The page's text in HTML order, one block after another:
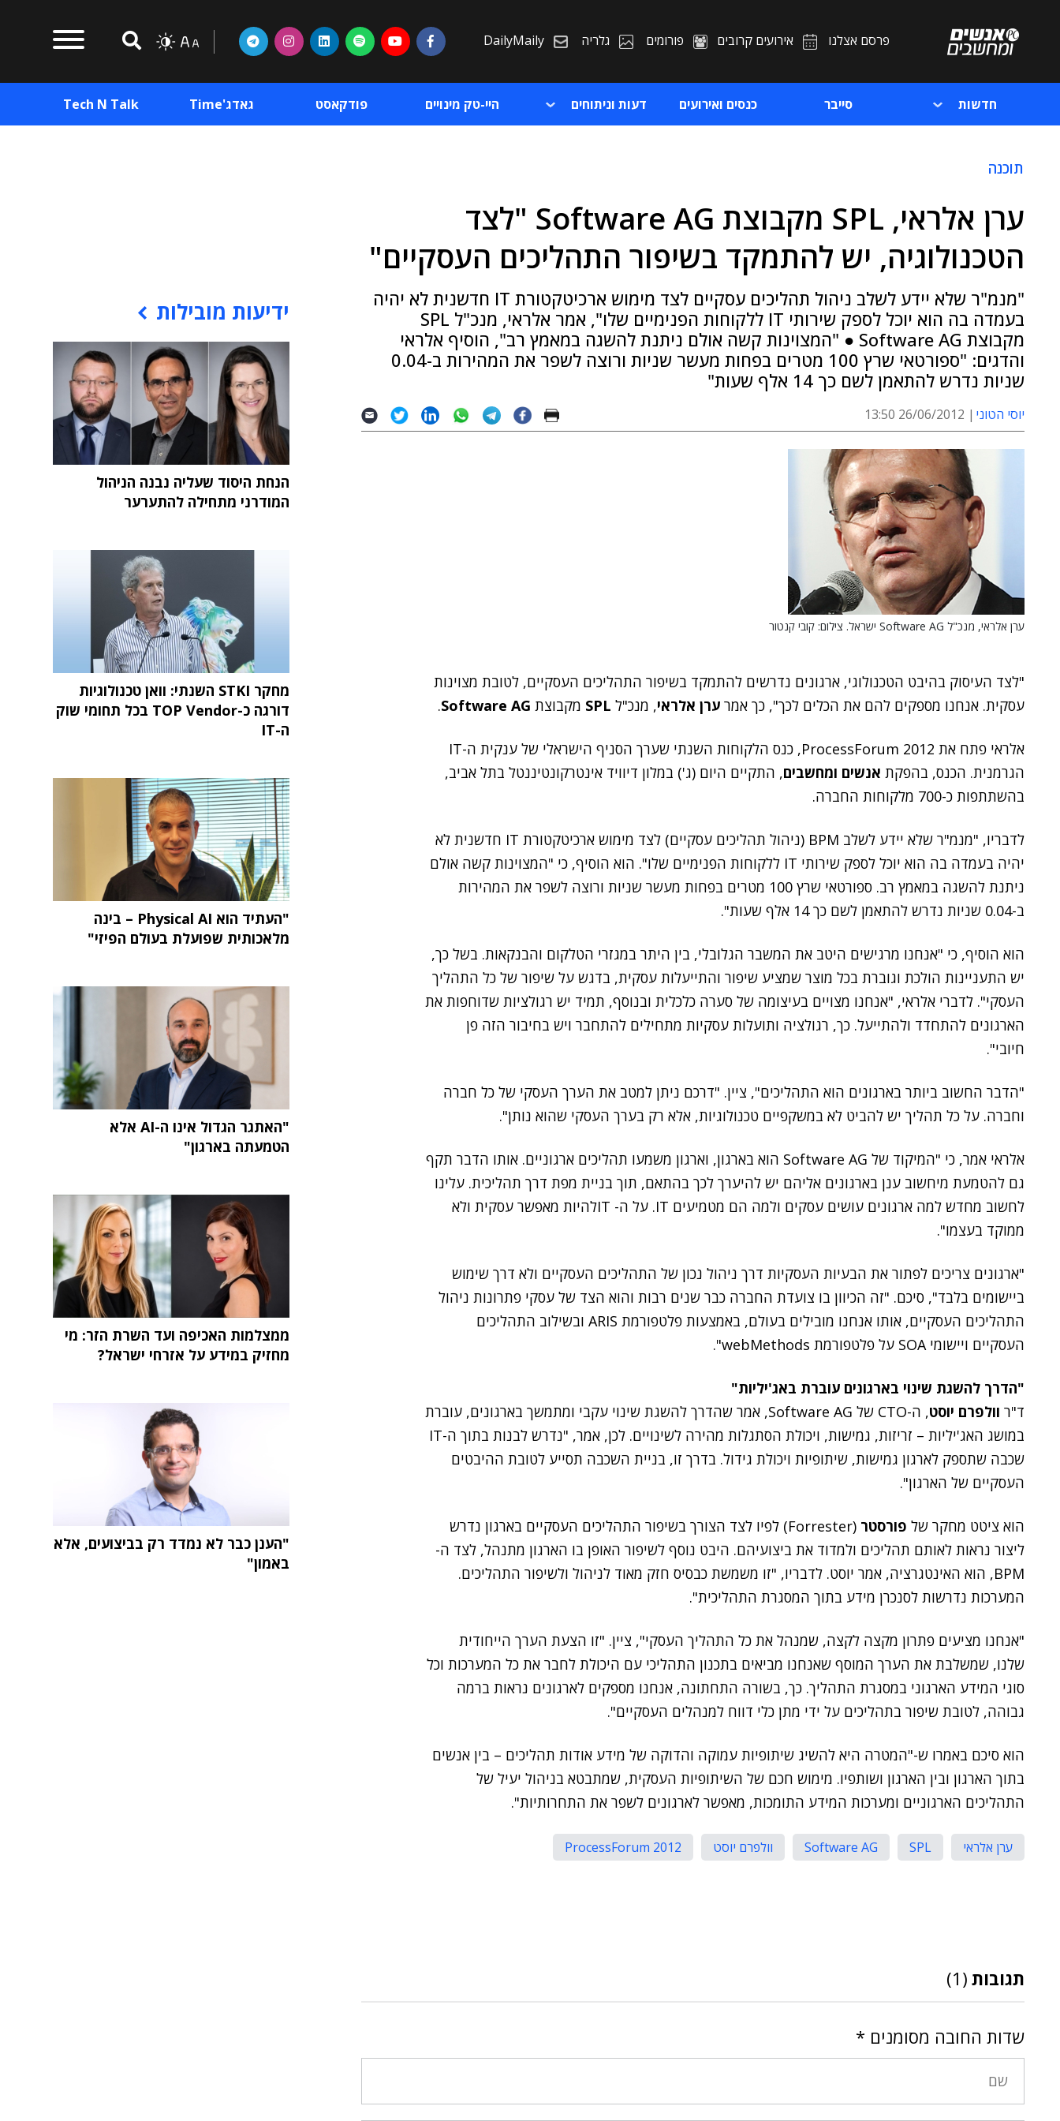
פרסם אצלנו אירועים קרובים פורומים גלריה DailyMaily
חדשות סייבר כנסים ואירועים דעות וניתוחים היי-טק מינויים פודקאסט גאדג'Time Tech N Talk
תוכנה
ערן אלראי, SPL מקבוצת Software AG "לצד
הטכנולוגיה, יש להתמקד בשיפור התהליכים העסקיים"
"מנמ"ר שלא יידע לשלב ניהול תהליכים עסקיים לצד מימוש ארכיטקטורת IT חדשנית לא יהיה
בעמדה בה הוא יוכל לספק שירותי IT ללקוחות הפנימיים שלו", אמר אלראי, מנכ"ל SPL
מקבוצת Software AG ● "המצוינות קשה אולם ניתנת להשגה במאמץ רב", הוסיף אלראי
והדגים: "ספורטאי שרץ 100 מטרים בפחות מעשר שניות ורוצה לשפר את המהירות ב-0.04
שניות נדרש להתאמן לשם כך 14 אלף שעות"
יוסי הטוני 26/06/2012 13:50
ערן אלראי, מנכ"ל Software AG ישראל. צילום: קובי קנטור
"לצד העיסוק בהיבט הטכנולוגי, ארגונים נדרשים להתמקד בשיפור התהליכים העסקיים, לטובת מצוינות
עסקית. אנחנו מספקים להם את הכלים לכך", כך אמר ערן אלראי, מנכ"ל SPL מקבוצת Software AG
.
אלראי פתח את ProcessForum 2012, כנס הלקוחות השנתי שערך הסניף הישראלי של ענקית ה-IT
הגרמנית. הכנס, בהפקת אנשים ומחשבים, התקיים היום (ג') במלון דיוויד אינטרקונטיננטל בתל אביב,
בהשתתפות כ-700 מלקוחות החברה.
לדבריו, "מנמ"ר שלא יידע לשלב BPM (ניהול תהליכים עסקיים) לצד מימוש ארכיטקטורת IT חדשנית לא
יהיה בעמדה בה הוא יוכל לספק שירותי IT ללקוחות הפנימיים שלו". הוא הוסיף, כי "המצוינות קשה אולם
ניתנת להשגה במאמץ רב. ספורטאי שרץ 100 מטרים בפחות מעשר שניות ורוצה לשפר את המהירות
ב-0.04 שניות נדרש להתאמן לשם כך 14 אלף שעות".
הוא הוסיף, כי "אנחנו מרגישים היטב את המשבר הגלובלי, בין היתר במגזרי הטלקום והבנקאות. בשל כך,
יש התעניינות הולכת וגוברת בכל מוצר שמציע שיפור והתייעלות עסקית, בדגש על שיפור של כל התהליך
העסקי". לדברי אלראי, "אנחנו מצויים בעיצומה של סערה כלכלית ובנוסף, תמיד יש רגולציות שדוחפות את
הארגונים להתחדד ולהתייעל. כך, רגולציה ותועלות עסקיות מתחילים להתחבר ויש בחיבור הזה פן
חיובי".
"הדבר החשוב ביותר בארגונים הוא התהליכים", ציין. "דרכם ניתן למטב את הערך העסקי של כל חברה
וחברה. על כל תהליך יש להביט לא במשקפיים טכנולוגיות, אלא רק בערך העסקי שהוא נותן".
אלראי אמר, כי "המיקוד של Software AG הוא בארגון, וארגון משמעו תהליכים ארגוניים. אותו הדבר תקף
גם להטמעת מיחשוב ענן בארגונים אליהם יש להיערך לכך בהתאם, תוך בניית מפת דרך תהליכית. עלינו
לחשוב מחדש למה ארגונים עושים עסקים ולמה הם מטמיעים IT. על ה- ITלהיות מאפשר עסקית ולא
ממוקד בעצמו".
"ארגונים צריכים לפתור את הבעיות העסקיות דרך ניהול נכון של התהליכים העסקיים ולא דרך שימוש
ביישומים בלבד", סיכם. "זה הכיוון בו צועדת החברה כבר שנים רבות והוא הצד של עסקי פתרונות ניהול
התהליכים העסקיים, אותו אנחנו מובילים בעולם, באמצעות פלטפורמת ARIS ובשילוב התהליכים
העסקיים ויישומי SOA על פלטפורמת webMethods".
"הדרך להשגת שינוי בארגונים עוברת באג'יליות"
ד"ר וולפרם יוסט
, ה-CTO של Software AG, אמר שהדרך להשגת שינוי עקבי ומתמשך בארגונים, עוברת
במושג האג'יליות – זריזות, גמישות, ויכולת הסתגלות מהירה לשינויים. לכן, אמר, "נדרש לבנות בתוך ה-IT
שכבה שתספק לארגון גמישות, שיתופיות ויכולת גידול. בדרך זו, בניית השכבה תסייע לטובת ההיבטים
העסקיים של הארגון".
הוא ציטט מחקר של פורסטר
(Forrester) לפיו לצד הצורך בשיפור התהליכים העסקיים בארגון נדרש
ליצור נראות לאותם תהליכים ולמדוד את ביצועיהם. היבט נוסף לשיפור האופן בו הארגון מתנהל, לצד ה-
BPM, הוא האינטגרציה, אמר יוסט. לדבריו, "זו משמשת כבסיס חזק מאוד לניהול ולשיפור התהליכים.
המערכות נדרשות לסנכרן מידע בתוך המסגרת התהליכית".
"אנחנו מציעים פתרון מקצה לקצה, שמנהל את כל התהליך העסקי", ציין. "זו הצעת הערך הייחודית
שלנו, שמשלבת את הערך המוסף שאנחנו מביאים בתכנון התהליכי עם היכולת לחבר את כל המערכות וכל
סוגי המידע הארגוני במסגרת התהליך. כך, בשורה התחתונה, אנחנו מספקים לארגונים נראות ברמה
גבוהה, לטובת שיפור בתהליכים על ידי מתן כלי דווח למנהלים העסקיים".
הוא סיכם באמרו ש-"המטרה היא להשיג שיתופיות עמוקה והדוקה של מידע אודות תהליכים – בין אנשים
בתוך הארגון ובין הארגון ושותפיו. מימוש חכם של השיתופיות העסקית, שמתבטא בניהול יעיל של
התהליכים הארגוניים ומערכות המידע התומכות, מאפשר לארגונים לשפר את התחרותיות".
ערן אלראי SPL
Software AG וולפרם יוסט ProcessForum 2012
תגובות (1)
שדות החובה מסומנים *
ידיעות מובילות
הנחת היסוד שעליה נבנה הניהול
המודרני מתחילה להתערער
מחקר STKI השנתי: וואן טכנולוגיות
דורגה כ-TOP Vendor בכל תחומי שוק
ה-IT
"העתיד הוא Physical AI – בינה
מלאכותית שפועלת בעולם הפיזי"
"האתגר הגדול אינו ה-AI אלא
הטמעתה בארגון"
ממצלמות האכיפה ועד השרת הזר: מי
מחזיק במידע על אזרחי ישראל?
"הענן כבר לא נמדד רק בביצועים, אלא
באמון"